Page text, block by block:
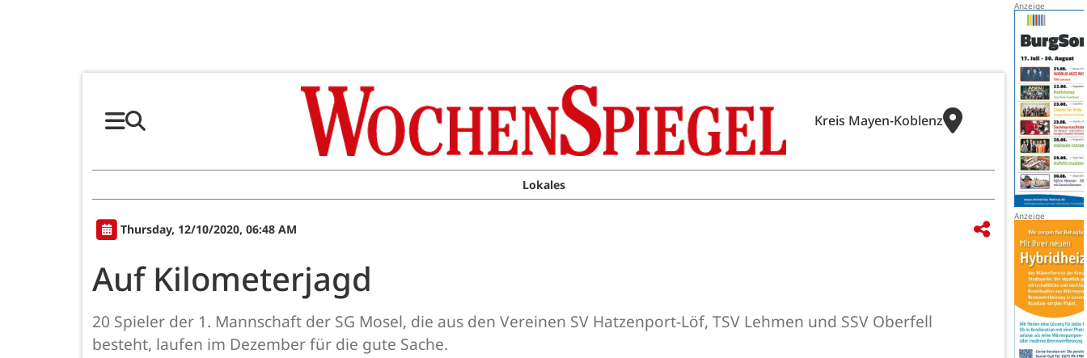
Kreis Mayen-Koblenz
Lokales
Thursday, 12/10/2020, 06:48 AM
Auf Kilometerjagd
20 Spieler der 1. Mannschaft der SG Mosel, die aus den Vereinen SV Hatzenport-Löf, TSV Lehmen und SSV Oberfell
besteht, laufen im Dezember für die gute Sache.